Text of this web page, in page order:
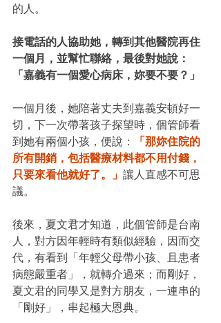
的人。
接電話的人協助她，轉到其他醫院再住
一個月，並幫忙聯絡，最後對她說：
「嘉義有一個愛心病床，妳要不要？」
一個月後，她陪著丈夫到嘉義安頓好一
切，下一次帶著孩子探望時，個管師看
到她有兩個小孩，便說：
「那妳住院的
所有開銷，包括醫療材料都不用付錢，
只要來看他就好了。」 讓人直感不可思
議。
後來，夏文君才知道，此個管師是台南
人，對方因年輕時有類似經驗，因而交
代，有看到「年輕父母帶小孩、且患者
病態嚴重者」，就轉介過來；而剛好，
夏文君的同學又是對方朋友，一連串的
「剛好」，串起極大恩典。